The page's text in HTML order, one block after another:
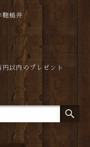
鞄槌井
以内のプレゼント